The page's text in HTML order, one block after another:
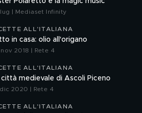
lug | Mediaset Infinity
ALL'ITALIANA
in casa: olio all'origano
2018 | Rete 4
ALL'ITALIANA
città medievale di Ascoli Piceno
2020 | Rete 4
ALL'ITALIANA